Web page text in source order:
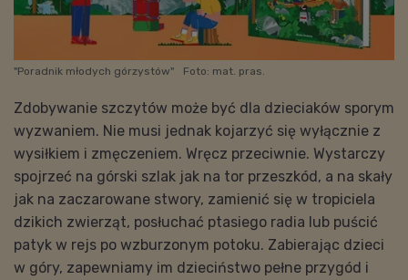
"Poradnik młodych górzystów" Foto: mat. pras.
Zdobywanie szczytów może być dla dzieciaków sporym
wyzwaniem. Nie musi jednak kojarzyć się wyłącznie z
wysiłkiem i zmęczeniem. Wręcz przeciwnie. Wystarczy
spojrzeć na górski szlak jak na tor przeszkód, a na skały
jak na zaczarowane stwory, zamienić się w tropiciela
dzikich zwierząt, posłuchać ptasiego radia lub puścić
patyk w rejs po wzburzonym potoku. Zabierając dzieci
w góry, zapewniamy im dzieciństwo pełne przygód i